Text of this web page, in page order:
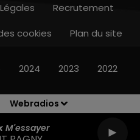
Webradios
M'essayer
Recrutement
cookies Plan du site
2024 2023 2022